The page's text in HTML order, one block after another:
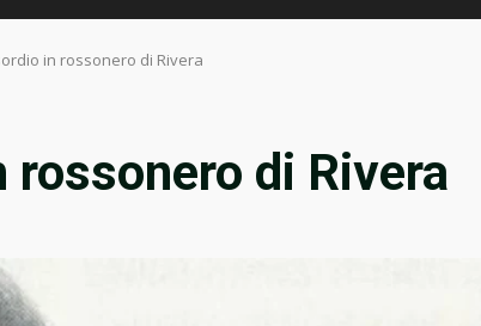
in rossonero di Rivera
rossonero di Rivera